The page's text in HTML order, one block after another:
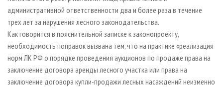
административной ответственности два и более раза в течение
трех лет за нарушения лесного законодательства.
Как говорится в пояснительной записке к законопроекту,
необходимость поправок вызвана тем, что на практике «реализация
норм ЛК РФ о порядке проведения аукционов по продаже права на
заключение договора аренды лесного участка или права на
заключение договора купли-продажи лесных насаждений неизменно